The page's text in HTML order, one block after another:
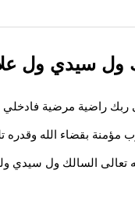
ول سيدي ول
ربك راضية مرضية
مؤمنة بقضاء الله وقدره
تعالى السالك ول